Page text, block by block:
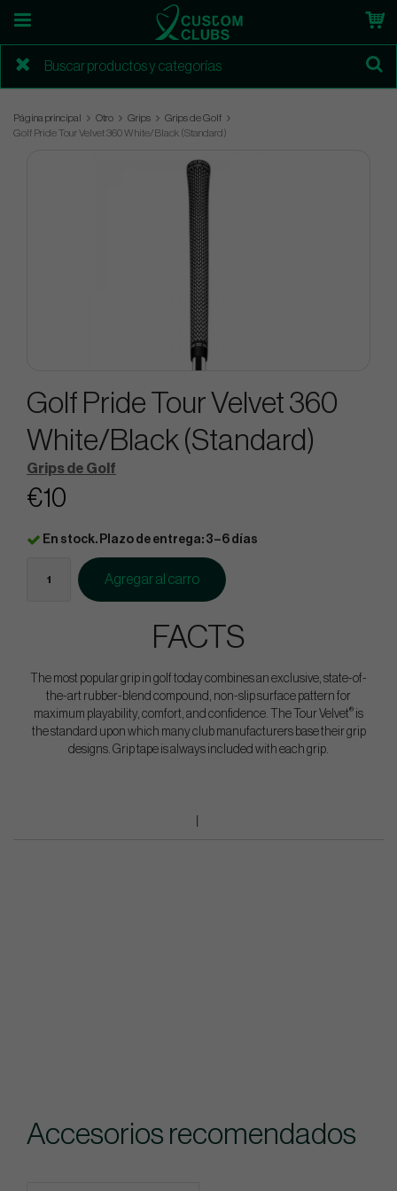
Página principal Otro Grips
Grips de Golf
Golf Pride Tour Velvet 360 White/Black (Standard)
Golf Pride Tour Velvet 360
White/Black (Standard)
Grips de Golf
€10
En stock. Plazo de entrega: 3–6 días
Agregar al carro
FACTS
The most popular grip in golf today combines an exclusive, state-of-
the-art rubber-blend compound, non-slip surface pattern for
maximum playability, comfort, and confidence. The Tour Velvet® is
the standard upon which many club manufacturers base their grip
designs. Grip tape is always included with each grip.
Accesorios recomendados